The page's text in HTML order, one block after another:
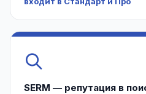
SERM — репутация в